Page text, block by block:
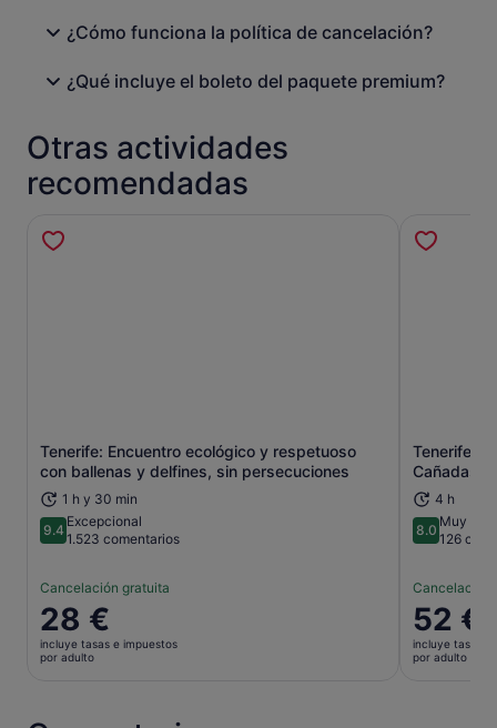
¿Cómo funciona la política de cancelación?
¿Qué incluye el boleto del paquete premium?
Otras actividades
recomendadas
Tenerife: Encuentro ecológico y respetuoso
con ballenas y delfines, sin persecuciones
1 h y 30 min
9.49.4 sobre 10
Excepcional
1.523 comentarios
Cancelación gratuita
El
precio
es
por
28 €
incluye tasas e impuestos
por adulto
Se abre en una pestaña nueva
Tenerife:
Cañadas
4 h
8.08.0 sobre
Muy bien
126
Cancelación
El
precio
es
52 €
incluye tasas e
por adulto